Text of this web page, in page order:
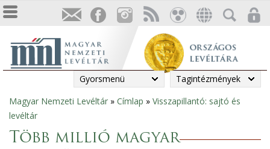
Gyorsmenü Tagintézmények
Jelenlegi
hely
Magyar Nemzeti Levéltár » Címlap » Visszapillantó: sajtó és
levéltár
Több millió magyar